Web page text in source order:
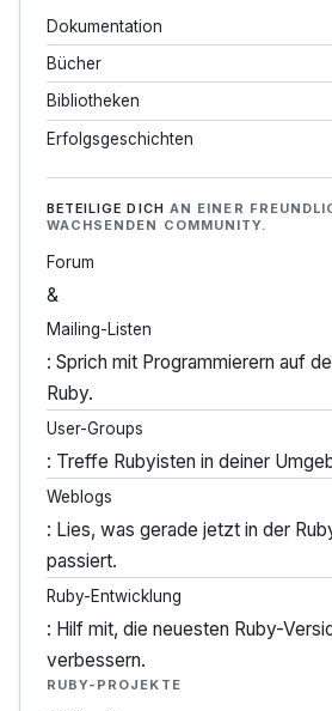
Dokumentation
Bücher
Bibliotheken
Erfolgsgeschichten
BETEILIGE DICH AN EINER
WACHSENDEN COMMUNITY.
Forum
&
Mailing-Listen
: Sprich mit Programmierern auf
Ruby.
User-Groups
: Treffe Rubyisten in deiner
Weblogs
: Lies, was gerade jetzt in der
passiert.
Ruby-Entwicklung
: Hilf mit, die neuesten Ruby-
verbessern.
RUBY-PROJEKTE